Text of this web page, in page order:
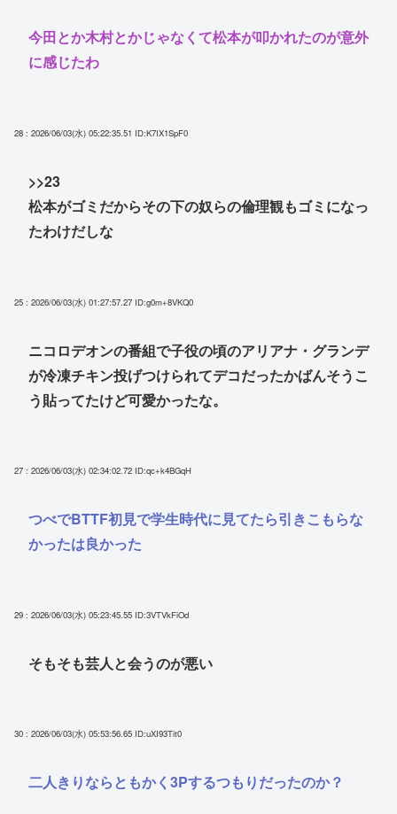
今田とか木村とかじゃなくて松本が叩かれたのが意外
に感じたわ
28 : 2026/06/03(水) 05:22:35.51 ID:K7IX1SpF0
>>23
松本がゴミだからその下の奴らの倫理観もゴミになっ
たわけだしな
25 : 2026/06/03(水) 01:27:57.27 ID:g0m+8VKQ0
ニコロデオンの番組で子役の頃のアリアナ・グランデ
が冷凍チキン投げつけられてデコだったかばんそうこ
う貼ってたけど可愛かったな。
27 : 2026/06/03(水) 02:34:02.72 ID:qc+k4BGqH
つべでBTTF初見で学生時代に見てたら引きこもらな
かったは良かった
29 : 2026/06/03(水) 05:23:45.55 ID:3VTVkFiOd
そもそも芸人と会うのが悪い
30 : 2026/06/03(水) 05:53:56.65 ID:uXI93Tit0
二人きりならともかく3Pするつもりだったのか？